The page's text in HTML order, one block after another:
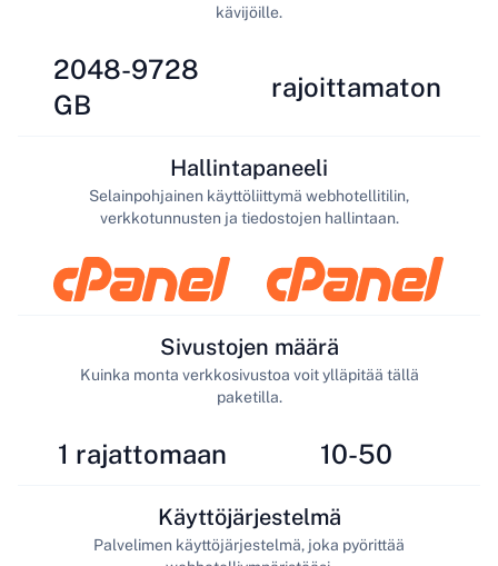
2048-9728
GB
kävijöille.
rajoittamaton
Hallintapaneeli
Selainpohjainen käyttöliittymä webhotellitilin,
verkkotunnusten ja tiedostojen hallintaan.
1 rajattomaan
Sivustojen määrä
Kuinka monta verkkosivustoa voit ylläpitää tällä
paketilla.
10-50
Käyttöjärjestelmä
Palvelimen käyttöjärjestelmä, joka pyörittää